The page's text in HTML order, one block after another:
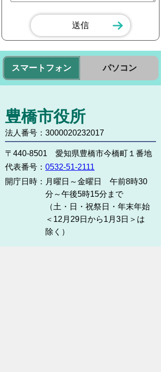
スマートフォン パソコン
豊橋市役所
法人番号：3000020232017
〒440-8501 愛知県豊橋市今橋町１番地
代表番号： 0532-51-2111
開庁日時： 月曜日～金曜日 午前8時30
分～午後5時15分まで
（土・日・祝祭日・年末年始
＜12月29日から1月3日＞は
除く）